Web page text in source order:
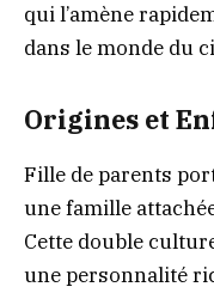
qui l’amène
dans le monde du
Origines et
Fille de parents
une famille
Cette double
une personnalité